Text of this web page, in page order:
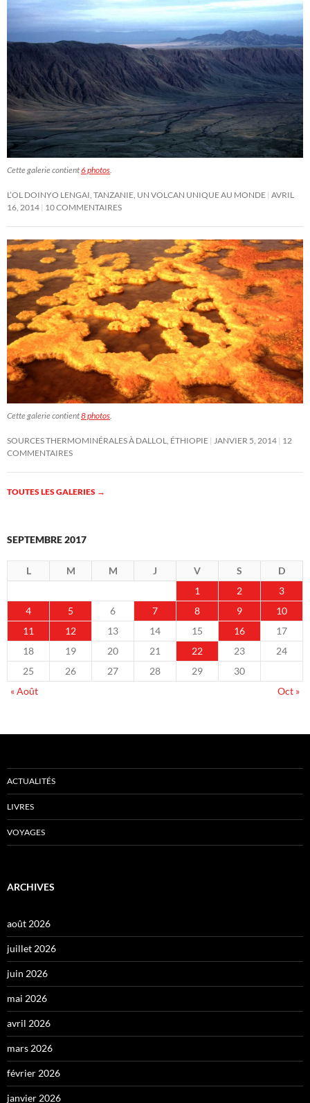
Cette galerie contient6 photos.
L’OL DOINYO LENGAI, TANZANIE, UN VOLCAN UNIQUE AU MONDE AVRIL
16, 2014 10 COMMENTAIRES
Cette galerie contient8 photos.
SOURCES THERMOMINÉRALES À DALLOL, ÉTHIOPIE JANVIER 5, 2014 12
COMMENTAIRES
TOUTES LES GALERIES →
SEPTEMBRE 2017
L M M J V S
D
1
2
3
4
5 6 7 8 9
10
11
12 13 14 15 16
17
18
19 20 21 22 23
24
25
26 27 28 29
30
« Août
Oct »
ACTUALITÉS
LIVRES
VOYAGES
ARCHIVES
août 2026
juillet 2026
juin 2026
mai 2026
avril 2026
mars 2026
février 2026
janvier 2026